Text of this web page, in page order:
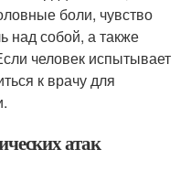
боли, чувство
над собой, а также
человек испытывает
к врачу для
атак